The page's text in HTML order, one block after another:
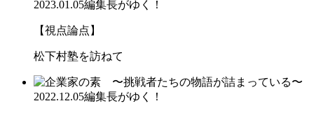
2023.01.05編集長がゆく！
【視点論点】
松下村塾を訪ねて
2022.12.05編集長がゆく！